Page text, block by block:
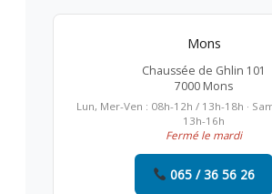
Mons
Chaussée de Ghlin 101
7000 Mons
Lun, Mer-Ven : 08h-12h / 13h-18h ·
13h-16h
Fermé le mardi
065 / 36 56 26